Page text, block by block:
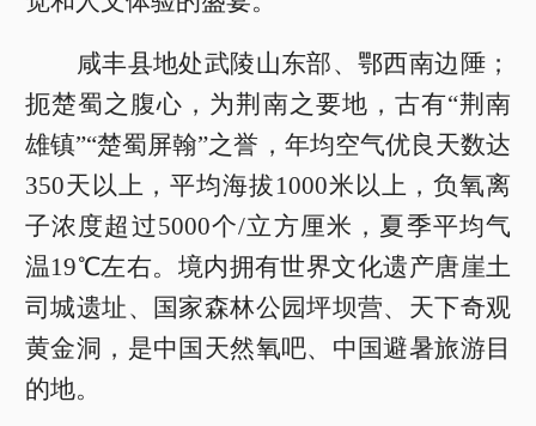
咸丰县地处武陵山东部、鄂西南边陲；
扼楚蜀之腹心，为荆南之要地，古有“荆南
雄镇”“楚蜀屏翰”之誉，年均空气优良天数达
350天以上，平均海拔1000米以上，负氧离
子浓度超过5000个/立方厘米，夏季平均气
温19℃左右。境内拥有世界文化遗产唐崖土
司城遗址、国家森林公园坪坝营、天下奇观
黄金洞，是中国天然氧吧、中国避暑旅游目
的地。